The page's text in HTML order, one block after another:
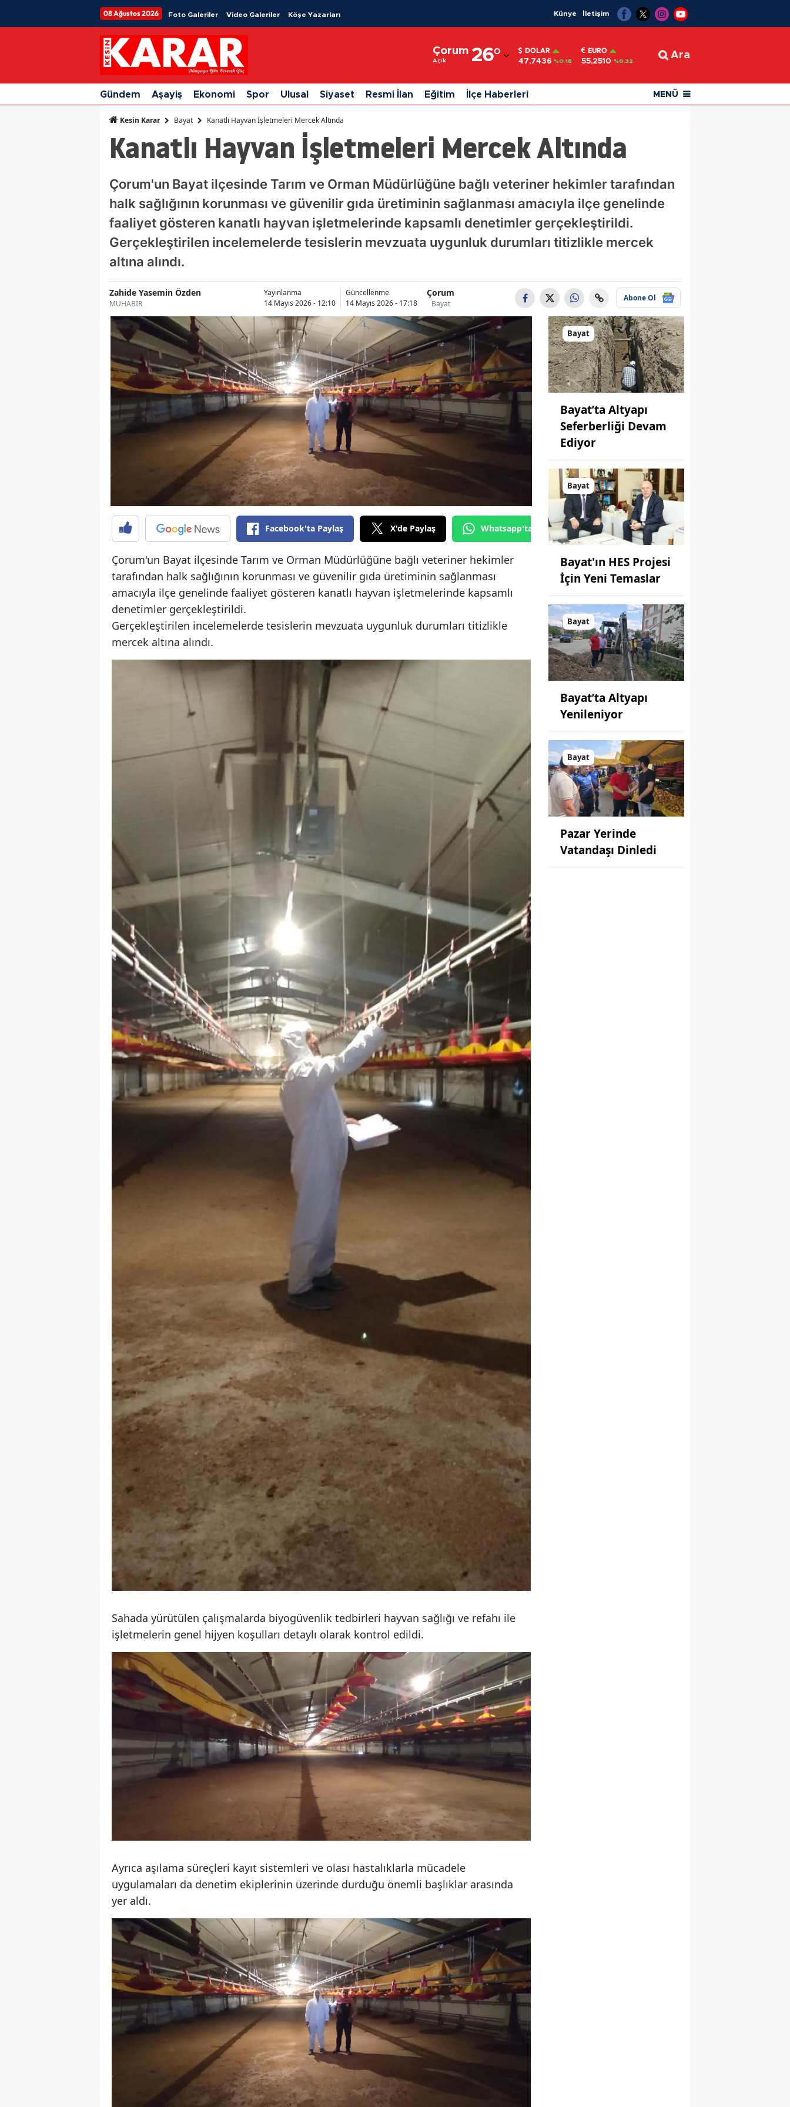
08 Ağustos 2026 Foto Galeriler Video Galeriler Köşe Yazarları Künye İletişim
Çorum
Açık 26°
Adıyaman
Afyonkarahisar
Ağrı
Ankara
Antalya
Artvin
Aydın
Balıkesir
Bingöl
Bitlis
Bolu
Burdur
Bursa
Çanakkale
Diyarbakır
Edirne
Elazığ
Erzincan
Gaziantep
Isparta
Mersin
İstanbul
İzmir
Kastamonu
Kayseri
Kırklareli
Kırşehir
Kocaeli
Konya
Kütahya
Malatya
Manisa
Sakarya
Samsun
Siirt
Sinop
Sivas
Zonguldak
Aksaray
Bayburt
Karaman
Kırıkkale
Batman
Şırnak
Ardahan
Iğdır
Yalova
Karabük
Osmaniye
Düzce
DOLAR
47,7436 %0.18
EURO
55,2510 %0.32
Ara
Gündem Aşayiş Ekonomi Spor Ulusal Siyaset Resmi İlan Eğitim İlçe Haberleri MENÜ
Kesin Karar Bayat Kanatlı Hayvan İşletmeleri Mercek Altında
Kanatlı Hayvan İşletmeleri Mercek Altında
Çorum'un Bayat ilçesinde Tarım ve Orman Müdürlüğüne bağlı veteriner hekimler tarafından
halk sağlığının korunması ve güvenilir gıda üretiminin sağlanması amacıyla ilçe genelinde
faaliyet gösteren kanatlı hayvan işletmelerinde kapsamlı denetimler gerçekleştirildi.
Gerçekleştirilen incelemelerde tesislerin mevzuata uygunluk durumları titizlikle mercek
altına alındı.
Zahide Yasemin Özden
MUHABİR
Yayınlanma
14 Mayıs 2026 - 12:10
Güncellenme
14 Mayıs 2026 - 17:18
Çorum
Bayat
Abone Ol
Facebook'ta Paylaş X'de Paylaş Whatsapp'tan Gönder
Çorum'un Bayat ilçesinde Tarım ve Orman Müdürlüğüne bağlı veteriner hekimler
tarafından halk sağlığının korunması ve güvenilir gıda üretiminin sağlanması
amacıyla ilçe genelinde faaliyet gösteren kanatlı hayvan işletmelerinde kapsamlı
denetimler gerçekleştirildi.
Gerçekleştirilen incelemelerde tesislerin mevzuata uygunluk durumları titizlikle
mercek altına alındı.
Sahada yürütülen çalışmalarda biyogüvenlik tedbirleri hayvan sağlığı ve refahı ile
işletmelerin genel hijyen koşulları detaylı olarak kontrol edildi.
Ayrıca aşılama süreçleri kayıt sistemleri ve olası hastalıklarla mücadele
uygulamaları da denetim ekiplerinin üzerinde durduğu önemli başlıklar arasında
yer aldı.
Bayat
Bayat’ta Altyapı
Seferberliği Devam
Ediyor
Bayat
Bayat'ın HES Projesi
İçin Yeni Temaslar
Bayat
Bayat’ta Altyapı
Yenileniyor
Bayat
Pazar Yerinde
Vatandaşı Dinledi